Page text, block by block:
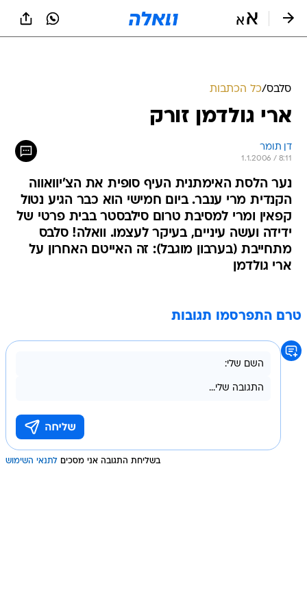
סלבס/כל הכתבות
ארי גולדמן זורק
דן תומר
1.1.2006 / 8:11
נער הלסת האימתנית העיף סופית את הצ'יוואווה
הקנדית מרי ענבר. ביום חמישי הוא כבר הגיע נטול
קפאין ומרי למסיבת טרום סילבסטר בבית פרטי של
ידידה ועשה עיניים, בעיקר לעצמו. וואלה! סלבס
מתחייבת (בערבון מוגבל): זה האייטם האחרון על
ארי גולדמן
טרם התפרסמו תגובות
בשליחת התגובה אני מסכים לתנאי השימוש